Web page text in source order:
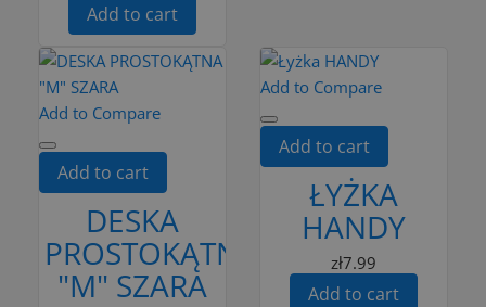
Add to cart
Add to Compare
Add to cart
DESKA
PROSTOKĄTNA
"M" SZARA
Add to Compare
Add to cart
ŁYŻKA
HANDY
zł7.99
Add to cart